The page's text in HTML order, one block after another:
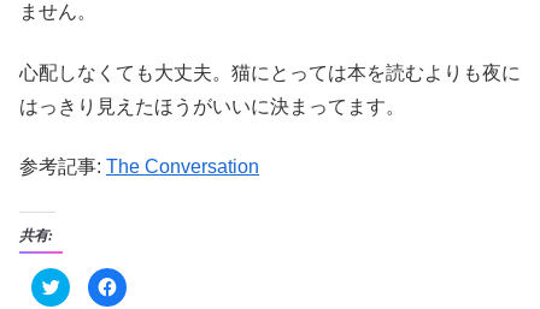
ません。
心配しなくても大丈夫。猫にとっては本を読むよりも夜に
はっきり見えたほうがいいに決まってます。
参考記事: The Conversation
共有:
ク
リ
F
a